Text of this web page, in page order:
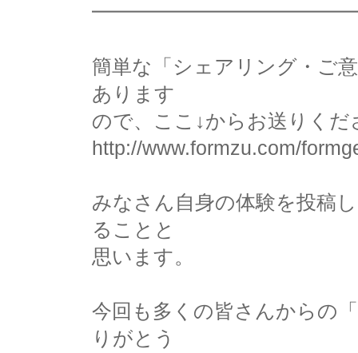
簡単な「シェアリング・ご
あります
ので、ここ↓からお送りくだ
http://www.formzu.com/
みなさん自身の体験を投稿
ることと
思います。
今回も多くの皆さんからの
りがとう